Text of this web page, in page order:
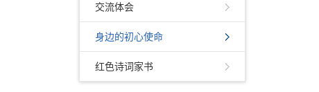
交流体会
身边的初心使命
红色诗词家书